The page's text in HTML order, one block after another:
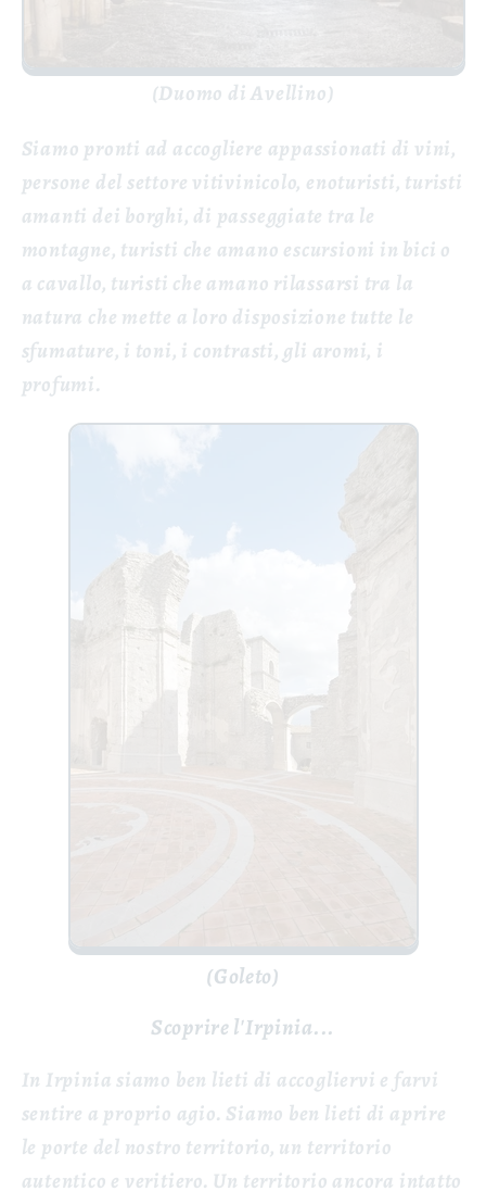
(Duomo di Avellino)
Siamo pronti ad accogliere appassionati di vini,
persone del settore vitivinicolo, enoturisti, turisti
amanti dei borghi, di passeggiate tra le
montagne, turisti che amano escursioni in bici o
a cavallo, turisti che amano rilassarsi tra la
natura che mette a loro disposizione tutte le
sfumature, i toni, i contrasti, gli aromi, i
profumi.
(Goleto)
Scoprire l'Irpinia...
In Irpinia siamo ben lieti di accogliervi e farvi
sentire a proprio agio. Siamo ben lieti di aprire
le porte del nostro territorio, un territorio
autentico e veritiero. Un territorio ancora intatto